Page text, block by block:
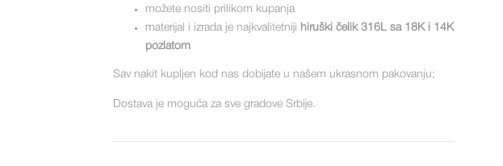
možete nositi prilikom kupanja
materijal i izrada je najkvalitetniji hiruški čelik 316L sa 18K i 14K
pozlatom
Sav nakit kupljen kod nas dobijate u našem ukrasnom pakovanju;
Dostava je moguća za sve gradove Srbije.